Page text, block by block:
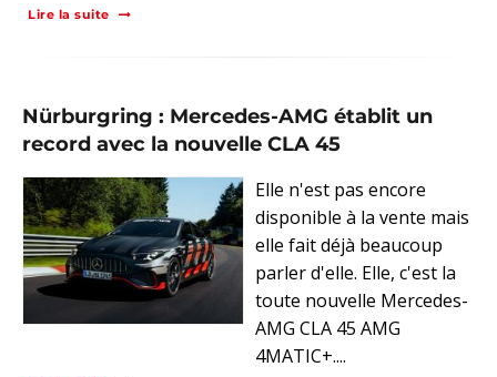
Lire la suite
Nürburgring : Mercedes-AMG établit un
record avec la nouvelle CLA 45
Elle n'est pas encore
disponible à la vente mais
elle fait déjà beaucoup
parler d'elle. Elle, c'est la
toute nouvelle Mercedes-
AMG CLA 45 AMG
4MATIC+....